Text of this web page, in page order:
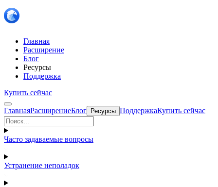
Главная
Расширение
Блог
Ресурсы
Поддержка
Купить сейчас
ГлавнаяРасширениеБлог Ресурсы ПоддержкаКупить сейчас
Часто задаваемые вопросы
Устранение неполадок